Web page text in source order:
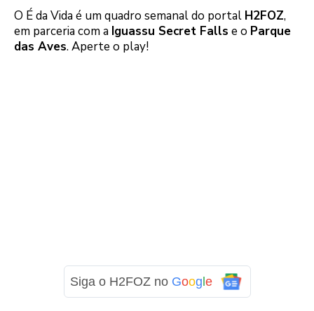
O É da Vida é um quadro semanal do portal H2FOZ,
em parceria com a Iguassu Secret Falls e o Parque
das Aves. Aperte o play!
Siga o H2FOZ no Goog e